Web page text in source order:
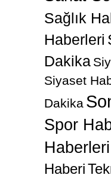
Sağlık
Haberleri
Dakika
Siyaset
Dakika
Spor
Haberleri
Haberi